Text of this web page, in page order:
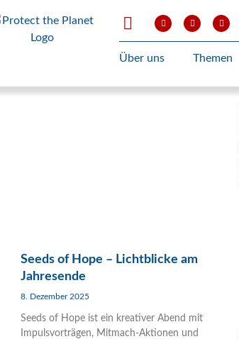
Über uns Themen
Seeds of Hope – Lichtblicke am
Jahresende
8. Dezember 2025
Seeds of Hope ist ein kreativer Abend mit
Impulsvorträgen, Mitmach-Aktionen und